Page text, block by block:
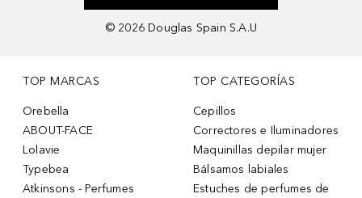
© 2026 Douglas Spain S.A.U
TOP MARCAS
Orebella
ABOUT-FACE
Lolavie
Typebea
Atkinsons - Perfumes
TOP CATEGORÍAS
Cepillos
Correctores e Iluminadores
Maquinillas depilar mujer
Bálsamos labiales
Estuches de perfumes de